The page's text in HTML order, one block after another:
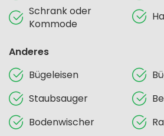
Schrank oder
Kommode
Anderes
Bügeleisen
Staubsauger
Bodenwischer